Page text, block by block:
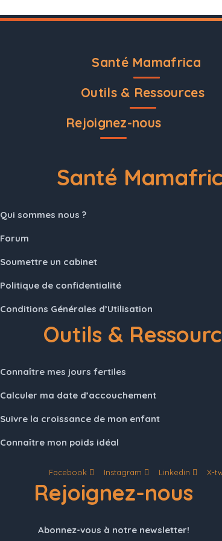
Santé Mamafrica
Outils & Ressources
Rejoignez-nous
Santé
Qui sommes nous ?
Forum
Soumettre un cabinet
Politique de confidentialité
Conditions Générales d’Utilisation
Outils &
Connaître mes jours fertiles
Calculer ma date d’accouchement
Suivre la croissance de mon enfant
Connaître mon poids idéal
Facebook Instagram Linkedin X-
Rejoignez-nous
Abonnez-vous à notre newsletter!